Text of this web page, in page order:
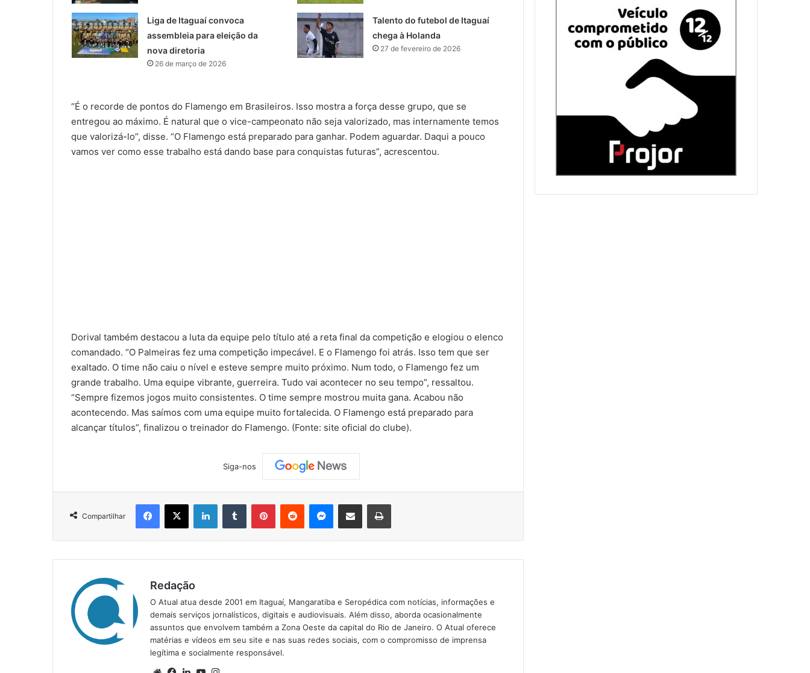
Liga de Itaguaí convoca
assembleia para eleição da
nova diretoria
26 de março de 2026
Talento do futebol de Itaguaí
chega à Holanda
27 de fevereiro de 2026
“É o recorde de pontos do Flamengo em Brasileiros. Isso mostra a força desse grupo, que se
entregou ao máximo. É natural que o vice-campeonato não seja valorizado, mas internamente temos
que valorizá-lo”, disse. “O Flamengo está preparado para ganhar. Podem aguardar. Daqui a pouco
vamos ver como esse trabalho está dando base para conquistas futuras”, acrescentou.
Dorival também destacou a luta da equipe pelo título até a reta final da competição e elogiou o elenco
comandado. “O Palmeiras fez uma competição impecável. E o Flamengo foi atrás. Isso tem que ser
exaltado. O time não caiu o nível e esteve sempre muito próximo. Num todo, o Flamengo fez um
grande trabalho. Uma equipe vibrante, guerreira. Tudo vai acontecer no seu tempo”, ressaltou.
“Sempre fizemos jogos muito consistentes. O time sempre mostrou muita gana. Acabou não
acontecendo. Mas saímos com uma equipe muito fortalecida. O Flamengo está preparado para
alcançar títulos”, finalizou o treinador do Flamengo. (Fonte: site oficial do clube).
Siga-nos
Compartilhar
Redação
O Atual atua desde 2001 em Itaguaí, Mangaratiba e Seropédica com notícias, informações e
demais serviços jornalísticos, digitais e audiovisuais. Além disso, aborda ocasionalmente
assuntos que envolvem também a Zona Oeste da capital do Rio de Janeiro. O Atual oferece
matérias e vídeos em seu site e nas suas redes sociais, com o compromisso de imprensa
legítima e socialmente responsável.